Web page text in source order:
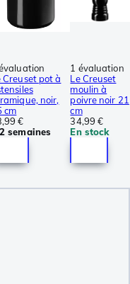
Creuset pot à
noir,
cm
€
semaines
1 évaluation
Le Creuset
moulin à
poivre noir 21
cm
34,99 €
En stock